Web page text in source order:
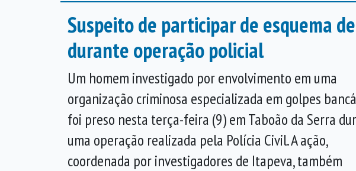
Suspeito de participar de esquema
durante operação policial
Um homem investigado por envolvimento em uma
organização criminosa especializada em golpes
foi preso nesta terça-feira (9) em Taboão da Serra
uma operação realizada pela Polícia Civil. A ação,
coordenada por investigadores de Itapeva, também